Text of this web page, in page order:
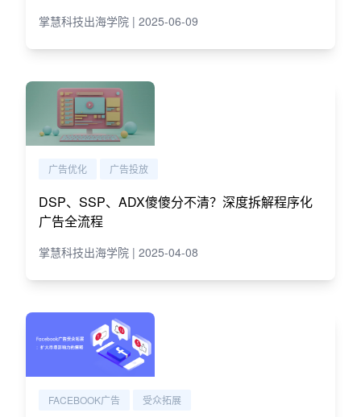
掌慧科技出海学院 | 2025-06-09
广告优化 广告投放
DSP、SSP、ADX傻傻分不清？深度拆解程序化
广告全流程
掌慧科技出海学院 | 2025-04-08
FACEBOOK广告 受众拓展